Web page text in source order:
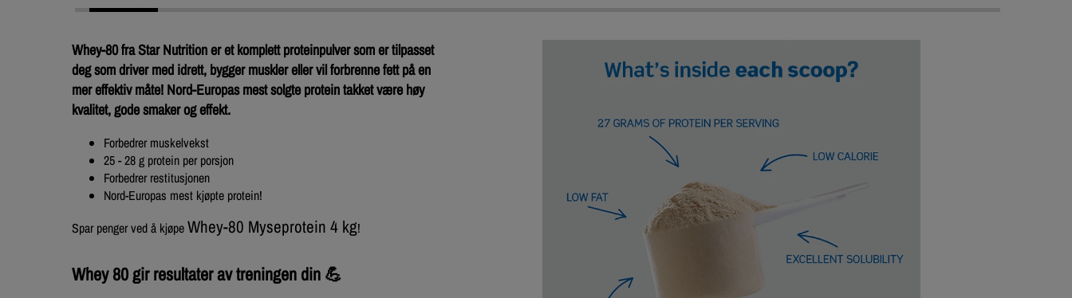
Whey-80 fra Star Nutrition er et komplett proteinpulver som er tilpasset
deg som driver med idrett, bygger muskler eller vil forbrenne fett på en
mer effektiv måte! Nord-Europas mest solgte protein takket være høy
kvalitet, gode smaker og effekt.
Forbedrer muskelvekst
25 - 28 g protein per porsjon
Forbedrer restitusjonen
Nord-Europas mest kjøpte protein!
Spar penger ved å kjøpeWhey-80 Myseprotein 4 kg!
Whey 80 gir resultater av treningen din 💪